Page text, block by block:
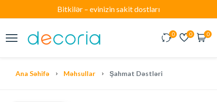
Bitkilər – evinizin sakit dostları
0 0 0
Ana Səhifə Məhsullar Şahmat Dəstləri